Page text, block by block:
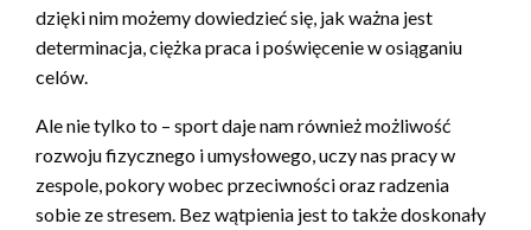
dzięki nim możemy dowiedzieć się, jak ważna jest
determinacja, ciężka praca i poświęcenie w osiąganiu
celów.
Ale nie tylko to – sport daje nam również możliwość
rozwoju fizycznego i umysłowego, uczy nas pracy w
zespole, pokory wobec przeciwności oraz radzenia
sobie ze stresem. Bez wątpienia jest to także doskonały